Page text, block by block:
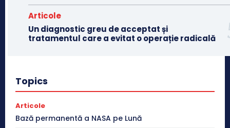
Articole
Un diagnostic greu de acceptat și
tratamentul care a evitat o operație radicală
Topics
Articole
Bază permanentă a NASA pe Lună